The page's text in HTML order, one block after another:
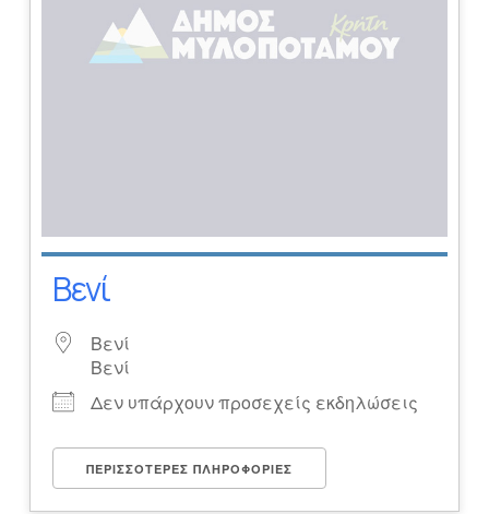
Βενί
Βενί
Βενί
Δεν υπάρχουν προσεχείς εκδηλώσεις
ΠΕΡΙΣΣΌΤΕΡΕΣ ΠΛΗΡΟΦΟΡΊΕΣ